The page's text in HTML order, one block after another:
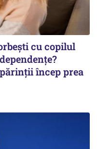
cu copilul
încep prea